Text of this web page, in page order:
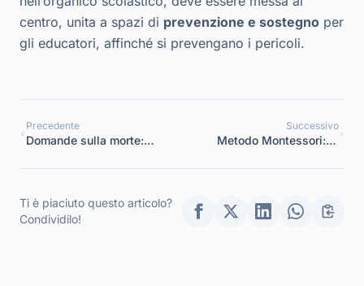
centro, unita a spazi di prevenzione e sostegno per
gli educatori, affinché si prevengano i pericoli.
Precedente
Domande sulla morte:
Successivo
Metodo Montessori: le
Ti è piaciuto questo articolo?
Condividilo!